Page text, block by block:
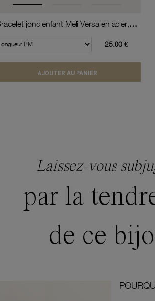
Bracelet jonc enfant Méli Versa en acier, 10mm
25.00 €
AJOUTER AU PANIER
Laissez-vous
par la
de ce